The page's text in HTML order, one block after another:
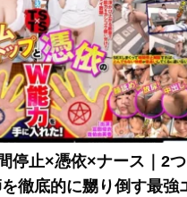
停止×憑依×ナース｜2つ
徹底的に嬲り倒す最強